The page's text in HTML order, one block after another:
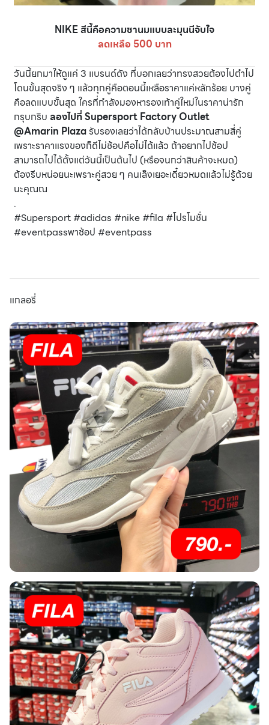
NIKE สีนี้คือความชานมแบบละมุนนีจับใจ
ลดเหลือ 500 บาท
วันนี้ยกมาให้ดูแค่ 3 แบรนด์ดัง ที่บอกเลยว่าทรงสวยต้องไปตำไป
โดนขั้นสุดจริง ๆ แล้วทุกคู่คือตอนนี้เหลือราคาแค่หลักร้อย บางคู่
คือลดแบบขั้นสุด ใครที่กำลังมองหารองเท้าคู่ใหม่ในราคาน่ารัก
กรุบกริบ ลองไปที่ Supersport Factory Outlet
@Amarin Plazaรับรองเลยว่าได้กลับบ้านประมาณสามสี่คู่
เพราะราคาแรงของก็ดีไม่ช้อปคือไม่ได้แล้ว ถ้าอยากไปช้อป
สามารถไปได้ตั้งแต่วันนี้เป็นต้นไป (หรือจนกว่าสินค้าจะหมด)
ต้องรีบหน่อยนะเพราะคู่สวย ๆ คนเล็งเยอะเดี๋ยวหมดแล้วไม่รู้ด้วย
นะคุณณ
.
#Supersport #adidas #nike #fila #โปรโมชั่น
#eventpassพาช้อป #eventpass
แกลอรี่